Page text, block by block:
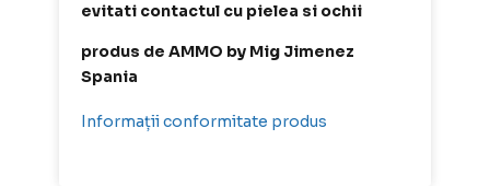
evitati contactul cu pielea si ochii
produs de AMMO by Mig Jimenez
Spania
Informații conformitate produs